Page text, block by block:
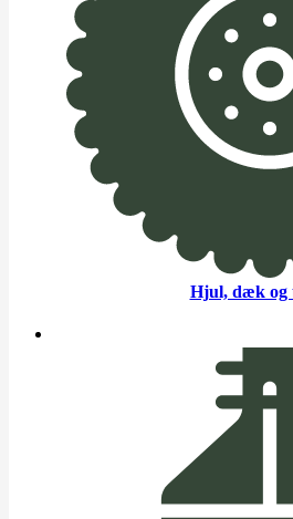
Hjul, dæk og